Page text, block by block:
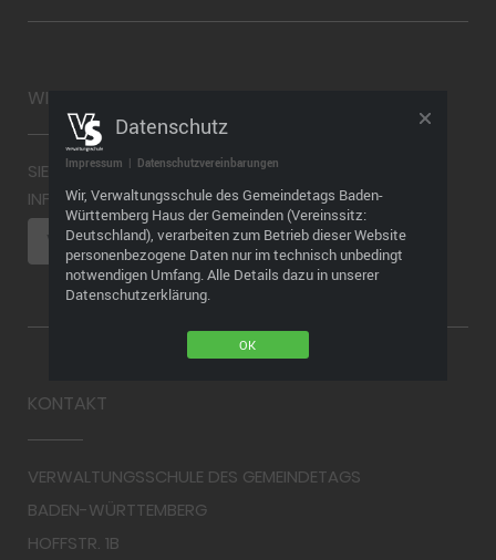
WIDERRUF
SIE MÖCHTEN EINEN WIDERRUF ABGEBEN? WEITERE
INFORMATIONEN FINDEN SIE HIER
VERTRAG WIDERRUFEN
KONTAKT
VERWALTUNGSSCHULE DES GEMEINDETAGS
BADEN-WÜRTTEMBERG
HOFFSTR. 1B
Datenschutz
Impressum | Datenschutzvereinbarungen
Wir, Verwaltungsschule des Gemeindetags Baden-
Württemberg Haus der Gemeinden (Vereinssitz:
Deutschland), verarbeiten zum Betrieb dieser Website
personenbezogene Daten nur im technisch unbedingt
notwendigen Umfang. Alle Details dazu in unserer
Datenschutzerklärung.
OK